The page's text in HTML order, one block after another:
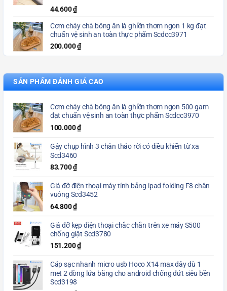
44.600₫
Cơm cháy chà bông ăn là ghiền thơm ngon 1 kg đạt
chuẩn vệ sinh an toàn thực phẩm Scdcc3971
200.000₫
SẢN PHẨM ĐÁNH GIÁ CAO
Cơm cháy chà bông ăn là ghiền thơm ngon 500 gam
đạt chuẩn vệ sinh an toàn thực phẩm Scdcc3970
100.000₫
Gậy chụp hình 3 chân tháo rời có điều khiển từ xa
Scd3460
83.700₫
Giá đỡ điện thoại máy tính bảng ipad folding F8 chân
vuông Scd3452
64.800₫
Giá đỡ kẹp điện thoại chắc chắn trên xe máy S500
chống giật Scd3780
151.200₫
Cáp sạc nhanh micro usb Hoco X14 max dây dù 1
met 2 dòng lửa băng cho android chống đứt siêu bền
Scd3198